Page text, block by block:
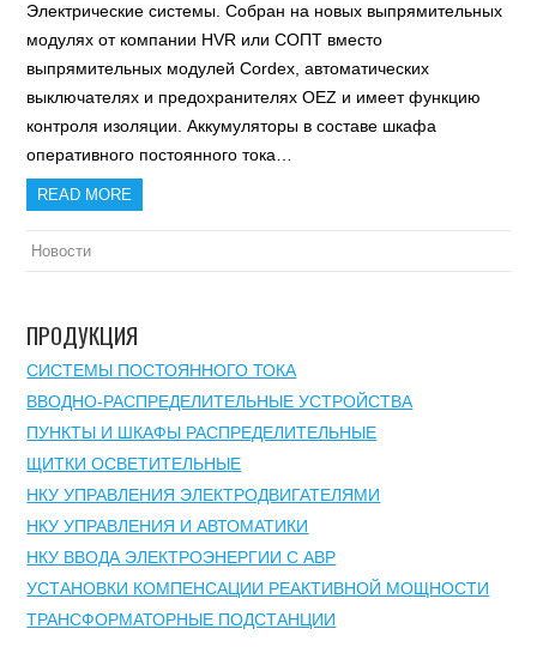
Электрические системы. Собран на новых выпрямительных
модулях от компании HVR или СОПТ вместо
выпрямительных модулей Cordex, автоматических
выключателях и предохранителях OEZ и имеет функцию
контроля изоляции. Аккумуляторы в составе шкафа
оперативного постоянного тока…
READ MORE
Новости
ПРОДУКЦИЯ
СИСТЕМЫ ПОСТОЯННОГО ТОКА
ВВОДНО-РАСПРЕДЕЛИТЕЛЬНЫЕ УСТРОЙСТВА
ПУНКТЫ И ШКАФЫ РАСПРЕДЕЛИТЕЛЬНЫЕ
ЩИТКИ ОСВЕТИТЕЛЬНЫЕ
НКУ УПРАВЛЕНИЯ ЭЛЕКТРОДВИГАТЕЛЯМИ
НКУ УПРАВЛЕНИЯ И АВТОМАТИКИ
НКУ ВВОДА ЭЛЕКТРОЭНЕРГИИ С АВР
УСТАНОВКИ КОМПЕНСАЦИИ РЕАКТИВНОЙ МОЩНОСТИ
ТРАНСФОРМАТОРНЫЕ ПОДСТАНЦИИ